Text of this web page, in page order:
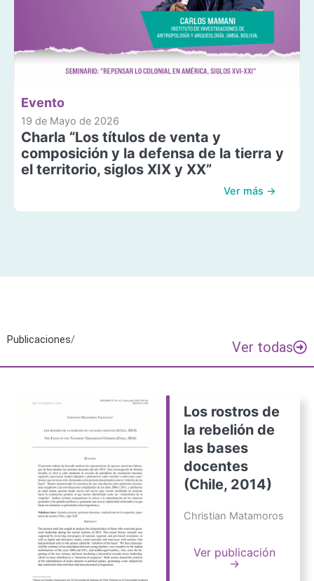
Evento
19 de Mayo de 2026
Charla “Los títulos de venta y
composición y la defensa de la tierra y
el territorio, siglos XIX y XX”
Ver más →
Publicaciones/ Ver todas
Los rostros de
la rebelión de
las bases
docentes
(Chile, 2014)
Christian Matamoros
Ver publicación
→